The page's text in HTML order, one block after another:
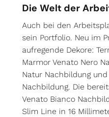
Die Welt der
Auch bei den
sein Portfolio. Neu im
aufregende Dekore:
Marmor Venato Nero
Natur Nachbildung
Nachbildung. Die
Venato Bianco
Slim Line in 16